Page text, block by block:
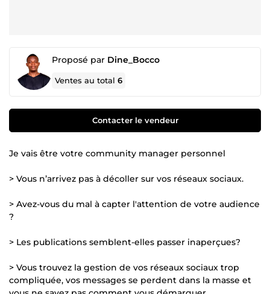
Proposé par Dine_Bocco
Ventes au total6
Contacter le vendeur
Je vais être votre community manager personnel
> Vous n’arrivez pas à décoller sur vos réseaux sociaux.
> Avez-vous du mal à capter l'attention de votre audience
?
> Les publications semblent-elles passer inaperçues?
> Vous trouvez la gestion de vos réseaux sociaux trop
compliquée, vos messages se perdent dans la masse et